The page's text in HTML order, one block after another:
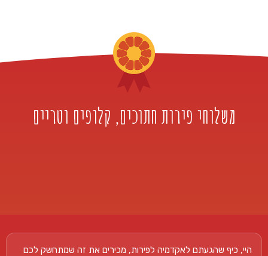
משלוחי פירות חתוכים, קלופים וטריים
היי, כיף שהגעתם לאקדמיה לפירות, מכירים את זה שמתחשק לכם